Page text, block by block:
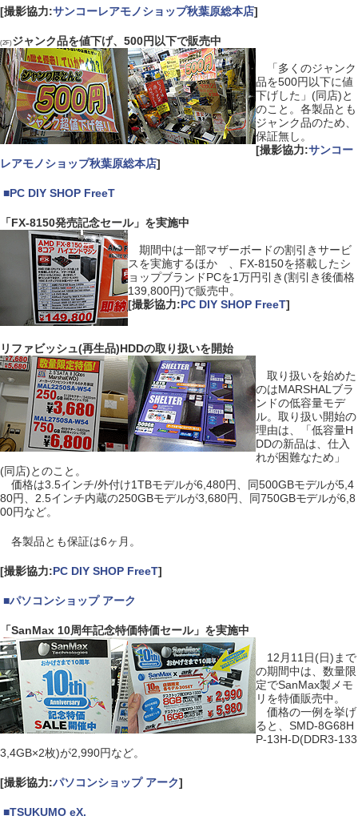
[撮影協力:サンコーレアモノショップ秋葉原総本店]
(2F)ジャンク品を値下げ、500円以下で販売中
「多くのジャンク
品を500円以下に値
下げした」(同店)と
のこと。各製品とも
ジャンク品のため、
保証無し。
[撮影協力:サンコー
レアモノショップ秋葉原総本店]
■PC DIY SHOP FreeT
「FX-8150発売記念セール」を実施中
期間中は一部マザーボードの割引きサービ
スを実施するほか 、FX-8150を搭載したシ
ョップブランドPCを1万円引き(割引き後価格
139,800円)で販売中。
[撮影協力:PC DIY SHOP FreeT]
リファビッシュ(再生品)HDDの取り扱いを開始
取り扱いを始めた
のはMARSHALブラ
ンドの低容量モデ
ル。取り扱い開始の
理由は、「低容量H
DDの新品は、仕入
れが困難なため」
(同店)とのこと。
価格は3.5インチ/外付け1TBモデルが6,480円、同500GBモデルが5,4
80円、2.5インチ内蔵の250GBモデルが3,680円、同750GBモデルが6,8
00円など。
各製品とも保証は6ヶ月。
[撮影協力:PC DIY SHOP FreeT]
■パソコンショップ アーク
「SanMax 10周年記念特価特価セール」を実施中
12月11日(日)まで
の期間中は、数量限
定でSanMax製メモ
リを特価販売中。
価格の一例を挙げ
ると、SMD-8G68H
P-13H-D(DDR3-133
3,4GB×2枚)が2,990円など。
[撮影協力:パソコンショップ アーク]
■TSUKUMO eX.